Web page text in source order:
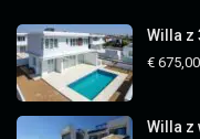
Willa z
€
Willa z